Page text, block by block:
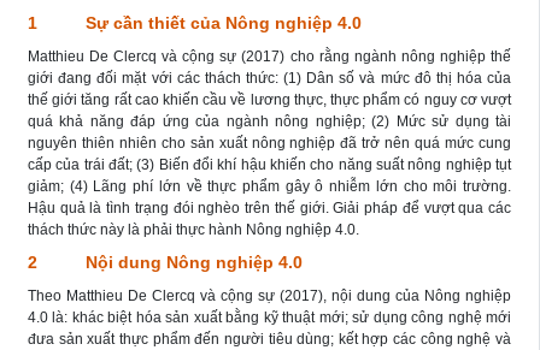
1 Sự cần thiết của Nông nghiệp 4.0
Matthieu De Clercq và cộng sự (2017) cho rằng ngành nông nghiệp thế
giới đang đối mặt với các thách thức: (1) Dân số và mức đô thị hóa của
thế giới tăng rất cao khiến cầu về lương thực, thực phẩm có nguy cơ vượt
quá khả năng đáp ứng của ngành nông nghiệp; (2) Mức sử dụng tài
nguyên thiên nhiên cho sản xuất nông nghiệp đã trở nên quá mức cung
cấp của trái đất; (3) Biến đổi khí hậu khiến cho năng suất nông nghiệp tụt
giảm; (4) Lãng phí lớn về thực phẩm gây ô nhiễm lớn cho môi trường.
Hậu quả là tình trạng đói nghèo trên thế giới. Giải pháp để vượt qua các
thách thức này là phải thực hành Nông nghiệp 4.0.
2 Nội dung Nông nghiệp 4.0
Theo Matthieu De Clercq và cộng sự (2017), nội dung của Nông nghiệp
4.0 là: khác biệt hóa sản xuất bằng kỹ thuật mới; sử dụng công nghệ mới
đưa sản xuất thực phẩm đến người tiêu dùng; kết hợp các công nghệ và